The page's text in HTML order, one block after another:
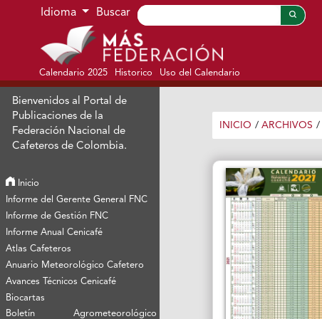
Ir al menú de navegación principal
Ir al contenido principal
Ir al pie de página del sitio
Idioma Buscar
Calendario 2025 Historico Uso del Calendario
Bienvenidos al Portal de
Publicaciones de la
Federación Nacional de
Cafeteros de Colombia.
Inicio
Informe del Gerente General FNC
Informe de Gestión FNC
Informe Anual Cenicafé
Atlas Cafeteros
Anuario Meteorológico Cafetero
Avances Técnicos Cenicafé
Biocartas
Boletín Agrometeorológico
INICIO / ARCHIVOS /